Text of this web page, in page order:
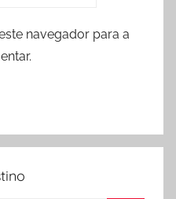
navegador para a